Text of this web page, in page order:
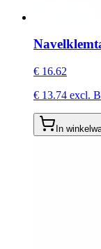
€ 16.62
€ 13.74 excl.
In